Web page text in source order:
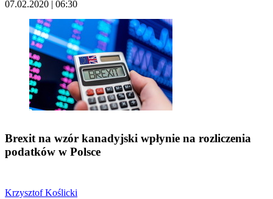
07.02.2020 | 06:30
Brexit na wzór kanadyjski wpłynie na rozliczenia
podatków w Polsce
Krzysztof Koślicki